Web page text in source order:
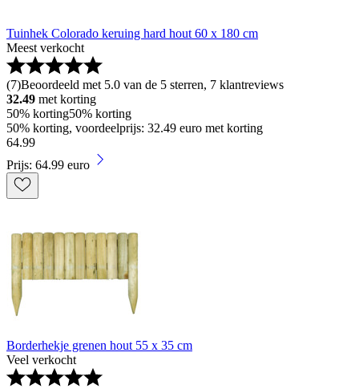
Tuinhek Colorado keruing hard hout 60 x 180 cm
Meest verkocht
(7)Beoordeeld met 5.0 van de 5 sterren, 7 klantreviews
32.49 met korting
50% korting50% korting
50% korting, voordeelprijs: 32.49 euro met korting
64.99
Prijs: 64.99 euro
Borderhekje grenen hout 55 x 35 cm
Veel verkocht